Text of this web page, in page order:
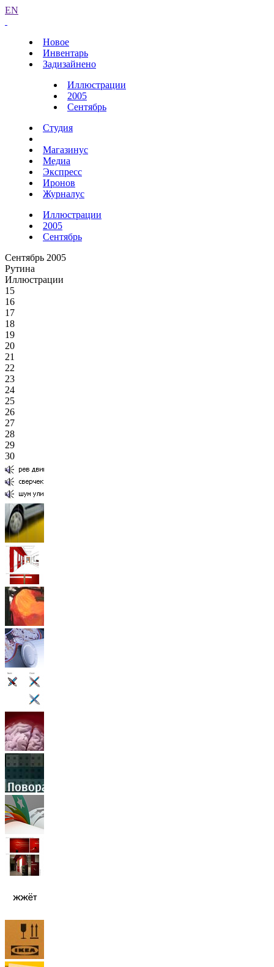
EN
Новое
Инвентарь
Задизайнено
Иллюстрации
2005
Сентябрь
Студия
Магазинус
Медиа
Экспресс
Иронов
Журналус
Иллюстрации
2005
Сентябрь
Сентябрь 2005
Рутина
Иллюстрации
15
16
17
18
19
20
21
22
23
24
25
26
27
28
29
30